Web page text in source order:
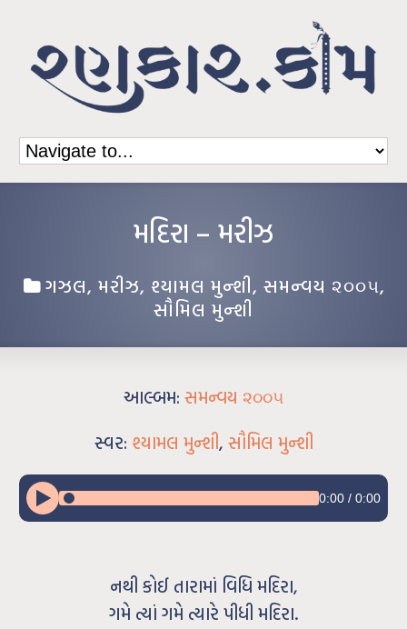
મદિરા – મરીઝ
ગઝલ, મરીઝ, શ્યામલ મુન્શી, સમન્વય ૨૦૦૫,
સૌમિલ મુન્શી
આલ્બમ: સમન્વય ૨૦૦૫
સ્વર: શ્યામલ મુન્શી, સૌમિલ મુન્શી
0:00/ 0:00
નથી કોઈ તારામાં વિધિ મદિરા,
ગમે ત્યાં ગમે ત્યારે પીધી મદિરા.